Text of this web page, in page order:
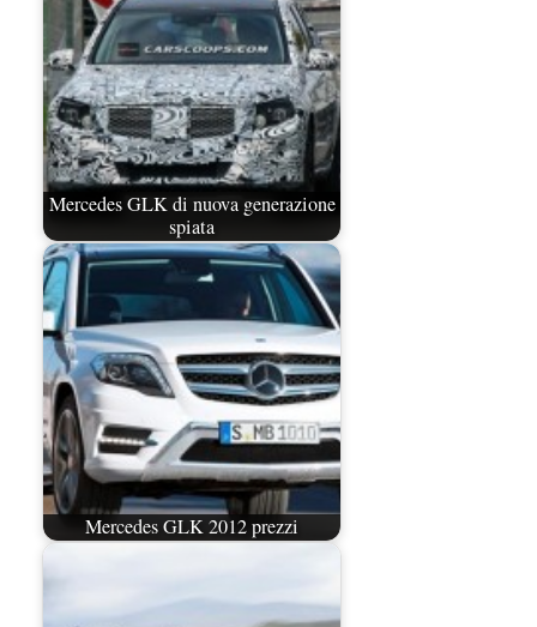
Mercedes GLK di nuova generazione
spiata
Mercedes GLK 2012 prezzi